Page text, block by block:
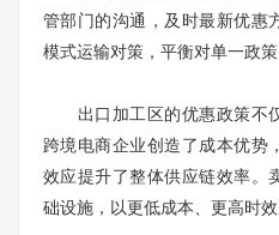
管部门的沟通，及时最新优惠
模式运输对策，平衡对单一政策
出口加工区的优惠政策不
跨境电商企业创造了成本优势
效应提升了整体供应链效率。
础设施，以更低成本、更高时